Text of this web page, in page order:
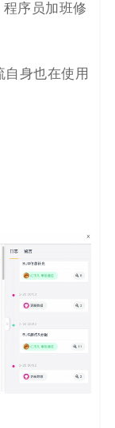
序员加班修
自身也在使用